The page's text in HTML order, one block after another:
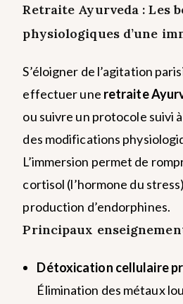
Retraite Ayurveda : Les
physiologiques d’une
S’éloigner de l’agitation
effectuer une retraite
ou suivre un protocole suivi
des modifications
L’immersion permet de
cortisol (l’hormone du
production d’endorphines.
Principaux
Détoxication cellulaire
Élimination des métaux